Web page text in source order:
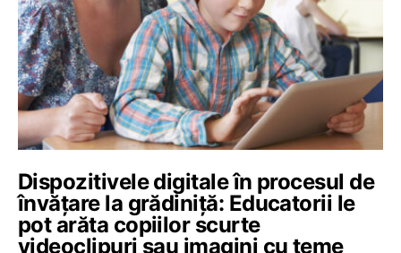
Dispozitivele digitale în procesul de
învățare la grădiniță: Educatorii le
pot arăta copiilor scurte
videoclipuri sau imagini cu teme